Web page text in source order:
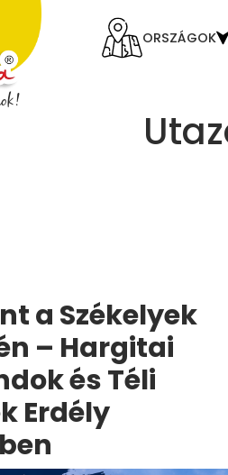
ORSZÁGOK
a Székelyek
– Hargitai
és Téli
Erdély